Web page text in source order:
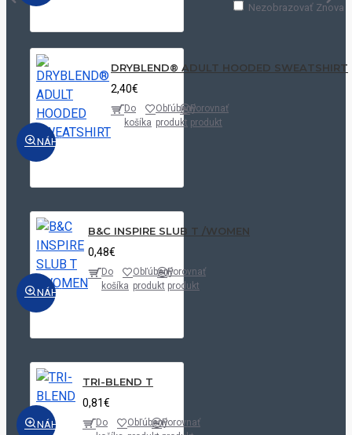
Nezobrazovať Znova
NÁHĽAD
DRYBLEND® ADULT HOODED SWEATSHIRT
2,40€
Do
košíka
Obľúbený
produkt
Porovnať
produkt
NÁHĽAD
B&C INSPIRE SLUB T /WOMEN
0,48€
Do
košíka
Obľúbený
produkt
Porovnať
produkt
NÁHĽAD
TRI-BLEND T
0,81€
Do
ObľúbenýPorovnať